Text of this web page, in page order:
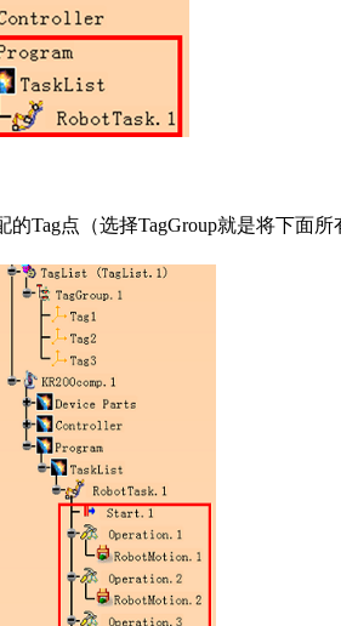
Tag点（选择TagGroup就是将下面所